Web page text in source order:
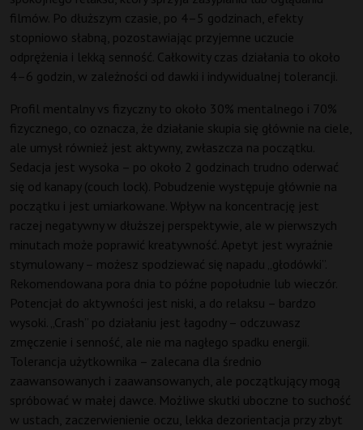
filmów. Po dłuższym czasie, po 4–5 godzinach, efekty
stopniowo słabną, pozostawiając przyjemne uczucie
odprężenia i lekką senność. Całkowity czas działania to około
4–6 godzin, w zależności od dawki i indywidualnej tolerancji.
Profil mentalny vs fizyczny to około 30% mentalnego i 70%
fizycznego, co oznacza, że działanie skupia się głównie na ciele,
ale umysł również jest aktywny, zwłaszcza na początku.
Sedacja jest wysoka – po około 2 godzinach trudno oderwać
się od kanapy (couch lock). Pobudzenie występuje głównie na
początku i jest umiarkowane. Wpływ na koncentrację jest
raczej negatywny w dłuższej perspektywie, ale w pierwszych
minutach może poprawić kreatywność. Apetyt jest wyraźnie
stymulowany – możesz spodziewać się napadu „głodówki”.
Rekomendowana pora dnia to późne popołudnie lub wieczór.
Potencjał do aktywności jest niski, a do relaksu – bardzo
wysoki. „Crash” po działaniu jest łagodny – odczuwasz
zmęczenie i senność, ale nie ma nagłego spadku energii.
Tolerancja użytkownika – zalecana dla średnio
zaawansowanych i zaawansowanych, ale początkujący mogą
spróbować w małej dawce. Możliwe skutki uboczne to suchość
w ustach, zaczerwienienie oczu, lekka dezorientacja przy zbyt